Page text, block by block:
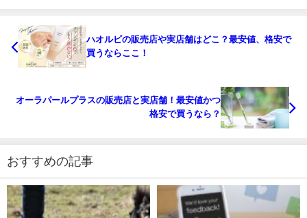
ハオルビの販売店や実店舗はどこ？最安値、格安で
買うならここ！
オーラパールプラスの販売店と実店舗！最安値かつ
格安で買うなら？
おすすめの記事